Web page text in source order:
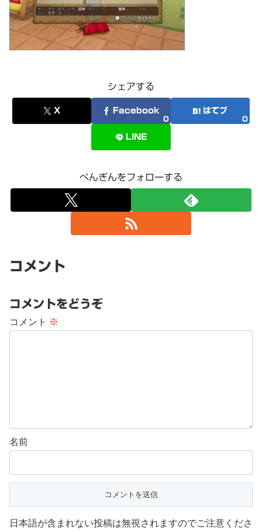
シェアする
X Facebook
0
はてブ
0
LINE
ぺんぎんをフォローする
コメント
コメントをどうぞ
コメント ※
名前
日本語が含まれない投稿は無視されますのでご注意くださ